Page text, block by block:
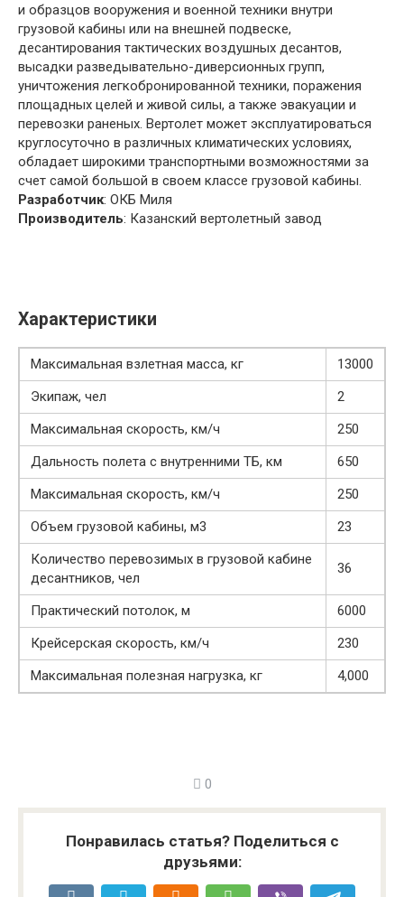
и образцов вооружения и военной техники внутри
грузовой кабины или на внешней подвеске,
десантирования тактических воздушных десантов,
высадки разведывательно-диверсионных групп,
уничтожения легкобронированной техники, поражения
площадных целей и живой силы, а также эвакуации и
перевозки раненых. Вертолет может эксплуатироваться
круглосуточно в различных климатических условиях,
обладает широкими транспортными возможностями за
счет самой большой в своем классе грузовой кабины.
Разработчик: ОКБ Миля
Производитель: Казанский вертолетный завод
Характеристики
Максимальная взлетная масса, кг
13000
Экипаж, чел
2
Максимальная скорость, км/ч
250
Дальность полета с внутренними ТБ, км
650
Максимальная скорость, км/ч
250
Объем грузовой кабины, м3
23
Количество перевозимых в грузовой кабине
десантников, чел
36
Практический потолок, м
6000
Крейсерская скорость, км/ч
230
Максимальная полезная нагрузка, кг
4,000
0
Понравилась статья? Поделиться с
друзьями: